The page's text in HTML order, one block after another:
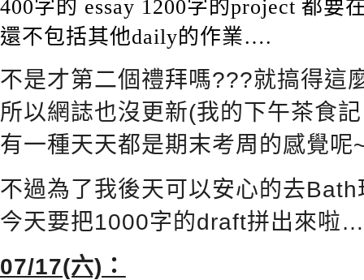
400字的 essay 1200字的project 都要
還不包括其他daily的作業….
不是才第二個禮拜嗎???就搞得這
所以網誌也沒更新(我的下午茶食
有一種天天都是期末考周的感覺呢
不過為了我後天可以安心的去Bath
今天要把1000字的draft拼出來啦
07/17(六)：